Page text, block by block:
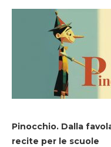
Pinocchio. Dalla
recite per le scuole